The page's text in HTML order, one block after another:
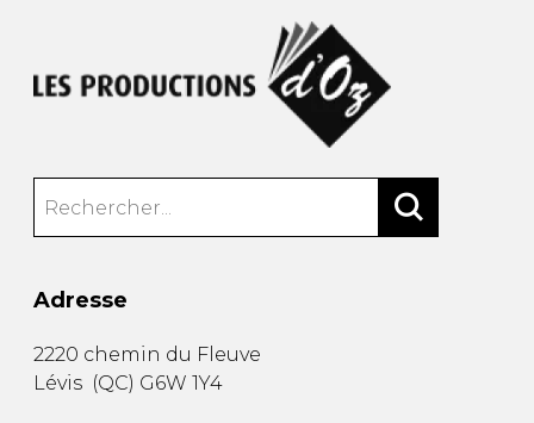
Adresse
2220 chemin du Fleuve
Lévis (QC) G6W 1Y4